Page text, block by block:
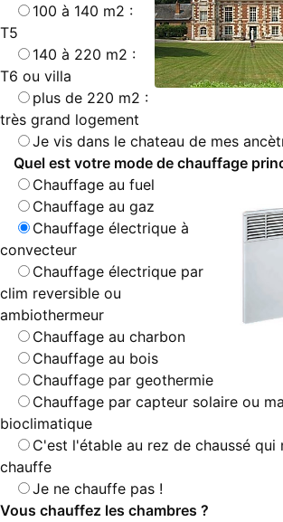
100 à 140 m2 :
T5
140 à 220 m2 :
T6 ou villa
plus de 220 m2 :
très grand logement
Je vis dans le chateau de mes
Quel est votre mode de chauffage
Chauffage au fuel
Chauffage au gaz
Chauffage électrique à
convecteur
Chauffage électrique par
clim reversible ou
ambiothermeur
Chauffage au charbon
Chauffage au bois
Chauffage par geothermie
Chauffage par capteur solaire ou
bioclimatique
C'est l'étable au rez de chaussé qui
chauffe
Je ne chauffe pas !
Vous chauffez les chambres ?